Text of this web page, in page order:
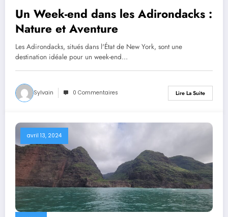
Un Week-end dans les Adirondacks :
Nature et Aventure
Les Adirondacks, situés dans l'État de New York, sont une
destination idéale pour un week-end…
Sylvain 0 Commentaires Lire La Suite
avril 13, 2024